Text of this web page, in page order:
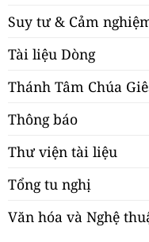
Suy tư & Cảm
Tài liệu Dòng
Thánh Tâm Chúa
Thông báo
Thư viện tài liệu
Tổng tu nghị
Văn hóa và Nghệ